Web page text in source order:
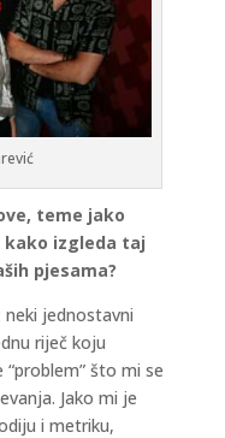
teme jako
kako izgleda taj
pjesama?
jednostavni
riječ koju
što mi se
Jako mi je
i metriku,